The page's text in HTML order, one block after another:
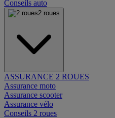
Conseils auto
2 roues
ASSURANCE 2 ROUES
Assurance moto
Assurance scooter
Assurance vélo
Conseils 2 roues